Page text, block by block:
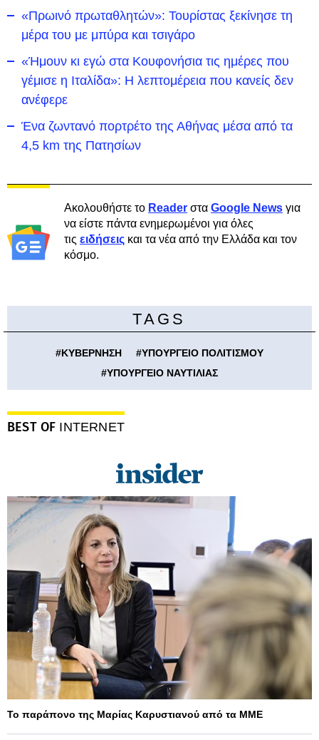
«Πρωινό πρωταθλητών»: Τουρίστας ξεκίνησε τη
μέρα του με μπύρα και τσιγάρο
«Ήμουν κι εγώ στα Κουφονήσια τις ημέρες που
γέμισε η Ιταλίδα»: Η λεπτομέρεια που κανείς δεν
ανέφερε
Ένα ζωντανό πορτρέτο της Αθήνας μέσα από τα
4,5 km της Πατησίων
Ακολουθήστε το Reader στα Google News για
να είστε πάντα ενημερωμένοι για όλες
τις ειδήσεις και τα νέα από την Ελλάδα και τον
κόσμο.
TAGS
#ΚΥΒΕΡΝΗΣΗ #ΥΠΟΥΡΓΕΙΟ ΠΟΛΙΤΙΣΜΟΥ
#ΥΠΟΥΡΓΕΙΟ ΝΑΥΤΙΛΙΑΣ
BEST OF INTERNET
Το παράπονο της Μαρίας Καρυστιανού από τα ΜΜΕ